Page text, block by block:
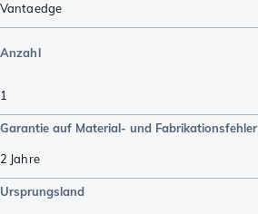
Vantaedge
Anzahl
1
Garantie auf Material- und Fabrikationsfehler
2 Jahre
Ursprungsland